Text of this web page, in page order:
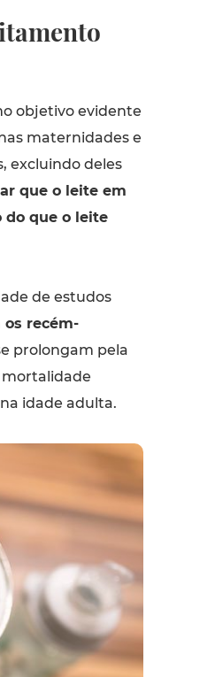
objetivo evidente
maternidades e
excluindo deles
que o leite em
do que o leite
de estudos
recém-
prolongam pela
mortalidade
idade adulta.